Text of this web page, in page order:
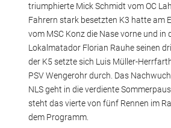
triumphierte Mick Schmidt vom OC
Fahrern stark besetzten K3 hatte am
vom MSC Konz die Nase vorne und in
Lokalmatador Florian Rauhe seinen
der K5 setzte sich Luis Müller-
PSV Wengerohr durch. Das
NLS geht in die verdiente
steht das vierte von fünf Rennen im
dem Programm.